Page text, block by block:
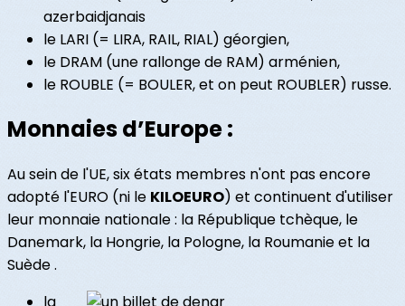
azerbaidjanais
le LARI (= LIRA, RAIL, RIAL) géorgien,
le DRAM (une rallonge de RAM) arménien,
le ROUBLE (= BOULER, et on peut ROUBLER) russe.
Monnaies d’Europe :
Au sein de l'UE, six états membres n'ont pas encore
adopté l'EURO (ni le KILOEURO) et continuent d'utiliser
leur monnaie nationale : la République tchèque, le
Danemark, la Hongrie, la Pologne, la Roumanie et la
Suède .